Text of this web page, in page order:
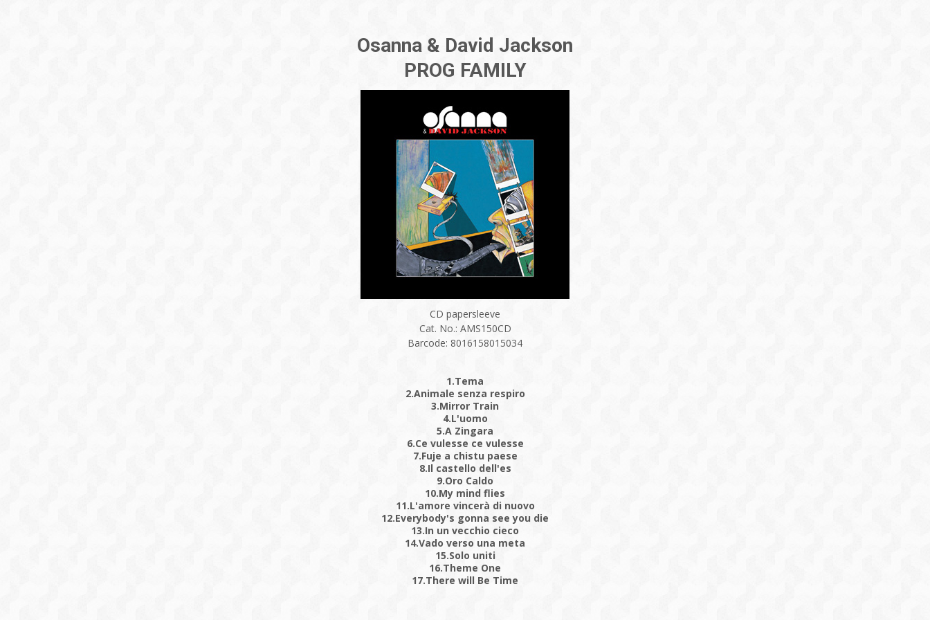
Osanna & David Jackson
PROG FAMILY
CD papersleeve
Cat. No.: AMS150CD
Barcode: 8016158015034
1.Tema
2.Animale senza respiro
3.Mirror Train
4.L'uomo
5.A Zingara
6.Ce vulesse ce vulesse
7.Fuje a chistu paese
8.Il castello dell'es
9.Oro Caldo
10.My mind flies
11.L'amore vincerà di nuovo
12.Everybody's gonna see you die
13.In un vecchio cieco
14.Vado verso una meta
15.Solo uniti
16.Theme One
17.There will Be Time